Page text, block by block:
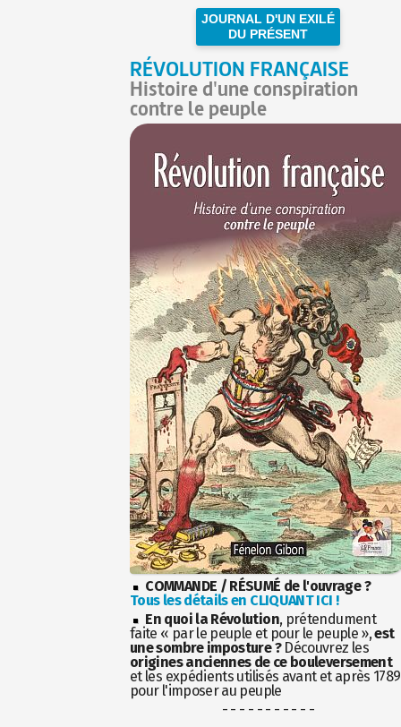
JOURNAL D'UN EXILÉ
DU PRÉSENT
RÉVOLUTION FRANÇAISE
Histoire d'une conspiration
contre le peuple
COMMANDE / RÉSUMÉ de l'ouvrage ?
Tous les détails en CLIQUANT ICI !
En quoi la Révolution, prétendument
faite « par le peuple et pour le peuple »,est
une sombre imposture ?Découvrez les
origines anciennes de ce bouleversement
et les expédients utilisés avant et après 1789
pour l'imposer au peuple
- - - - - - - - - - -